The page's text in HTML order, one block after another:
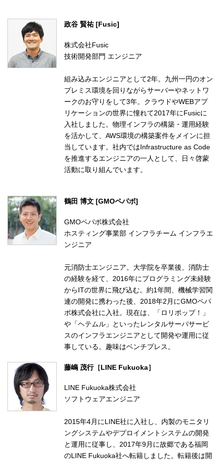
政谷 賢祐 [Fusic]
株式会社Fusic
技術開発部門 エンジニア
組み込みエンジニアとして2年。九州一円のオン
プレミス環境を回りながらサーバーやネットワ
ークのお守りをして3年。クラウドやWEBアプ
リケーションの世界に憧れて2017年にFusicに
入社しました。物理インフラの構築・運用経験
を活かして、AWS環境の構築案件をメインに担
当しています。社内ではInfrastructure as Code
を推進するエンジニアの一人として、日々啓蒙
活動に取り組んでいます。
鶴田 博文 [GMOペパボ]
GMOペパボ株式会社
ホスティング事業部 インフラチーム インフラエ
ンジニア
元消防士エンジニア。大学院を卒業後、消防士
の経験を経て、2016年にプログラミング未経験
からITの世界に飛び込む。約1年間、機械学習関
連の開発に携わった後、2018年2月にGMOペパ
ボ株式会社に入社。現在は、「ロリポップ！」
や「ヘテムル」といったレンタルサーバサービ
スのインフラエンジニアとして開発や運用に従
事している。趣味はベンチプレス。
藤嶋 茂行［LINE Fukuoka］
LINE Fukuoka株式会社
ソフトウェアエンジニア
2015年4月にLINE社に入社し、内製のモニタリ
ングシステムやデプロイメントシステムの開発
と運用に従事し、2017年9月に故郷である福岡
のLINE Fukuoka社へ転籍しました。転籍後は開